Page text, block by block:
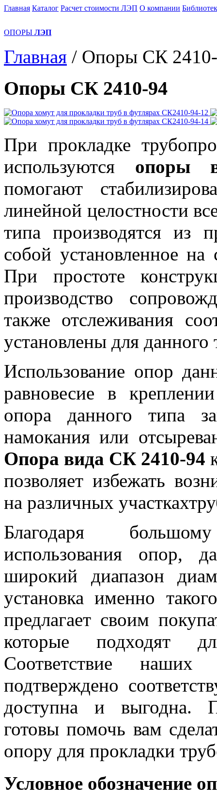
Главная Каталог Расчет стоимости ЛЭП О компании
ОПОРЫ ЛЭП
Главная / Опоры СК
Опоры СК 2410-94
При прокладке
используются опоры
помогают
линейной целостности
типа производятся из
собой установленное на
При простоте
производство
также отслеживания
установлены для
Использование опор
равновесие в
опора данного типа
намокания или
Опора вида СК 2410-94
позволяет избежать
на различных
Благодаря
использования опор,
широкий диапазон
установка именно
предлагает своим
которые подходят
Соответствие наших
подтверждено
доступна и выгодна.
готовы помочь вам
опору для прокладки
Условное обозначение